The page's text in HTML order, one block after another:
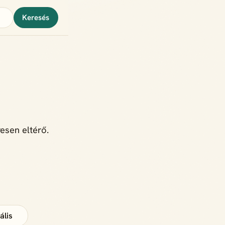
Keresés
eltérő.